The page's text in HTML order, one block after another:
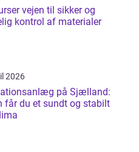
til sikker og
kontrol af materialer
2026
på Sjælland:
får du et sundt og stabilt